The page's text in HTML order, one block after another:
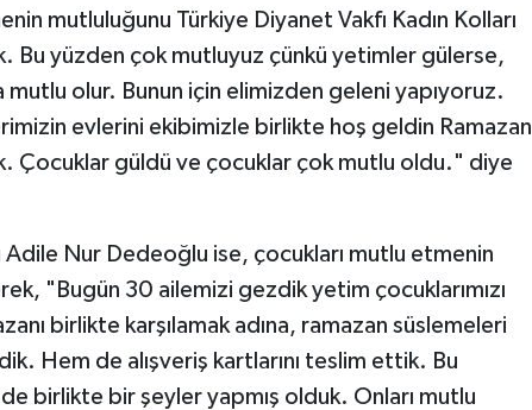
mutluluğunu Türkiye Diyanet Vakfı Kadın Kolları
Bu yüzden çok mutluyuz çünkü yetimler gülerse,
olur. Bunun için elimizden geleni yapıyoruz.
evlerini ekibimizle birlikte hoş geldin Ramazan
Çocuklar güldü ve çocuklar çok mutlu oldu." diye
Adile Nur Dedeoğlu ise, çocukları mutlu etmenin
"Bugün 30 ailemizi gezdik yetim çocuklarımızı
birlikte karşılamak adına, ramazan süslemeleri
Hem de alışveriş kartlarını teslim ettik. Bu
birlikte bir şeyler yapmış olduk. Onları mutlu